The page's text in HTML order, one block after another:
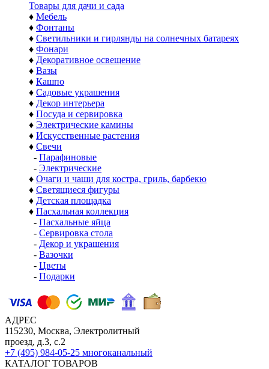
Товары для дачи и сада
♦ Мебель
♦ Фонтаны
♦ Светильники и гирлянды на солнечных батареях
♦ Фонари
♦ Декоративное освещение
♦ Вазы
♦ Кашпо
♦ Садовые украшения
♦ Декор интерьера
♦ Посуда и сервировка
♦ Электрические камины
♦ Искусственные растения
♦ Свечи
- Парафиновые
- Электрические
♦ Очаги и чаши для костра, гриль, барбекю
♦ Светящиеся фигуры
♦ Детская площадка
♦ Пасхальная коллекция
- Пасхальные яйца
- Сервировка стола
- Декор и украшения
- Вазочки
- Цветы
- Подарки
АДРЕС
115230, Москва, Электролитный
проезд, д.3, с.2
+7 (495) 984-05-25 многоканальный
КАТАЛОГ ТОВАРОВ